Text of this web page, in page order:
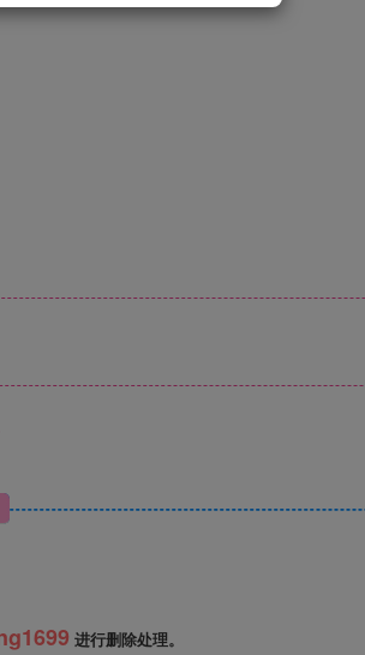
进行删除处理。